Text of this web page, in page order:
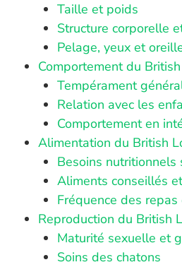
Taille et poids
Structure corporelle
Pelage, yeux et
Comportement du
Tempérament
Relation avec les
Comportement en
Alimentation du British
Besoins nutritionnels
Aliments conseillés
Fréquence des
Reproduction du British
Maturité sexuelle et
Soins des chatons